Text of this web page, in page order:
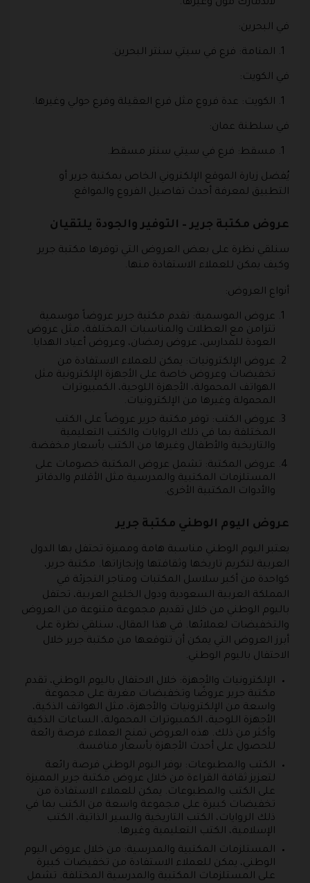
لاندمارك مول وغيرها.
في البحرين:
المنامة: فرع في سيتي سنتر البحرين.
في الكويت:
الكويت: عدة فروع مثل فرع العقيلة وفرع حولي وغيرها.
في سلطنة عمان:
مسقط: فرع في سيتي سنتر مسقط.
يُفضل زيارة الموقع الإلكتروني الخاص بمكتبة جرير أو
التطبيق لمعرفة أحدث تفاصيل الفروع والمواقع.
عروض مكتبة جرير – التوفير والجودة يلتقيان
سنلقي نظرة على بعض العروض التي توفرها مكتبة جرير
وكيف يمكن للعملاء الاستفادة منها.
أنواع العروض:
عروض الموسمية: تقدم مكتبة جرير عروضاً موسمية
تتزامن مع العطلات والمناسبات المختلفة، مثل عروض
العودة للمدارس، عروض رمضان، وعروض أعياد الهدايا.
عروض الإلكترونيات: يمكن للعملاء الاستفادة من
تخفيضات وعروض خاصة على الأجهزة الإلكترونية مثل
الهواتف المحمولة، الأجهزة اللوحية، الكمبيوترات
المحمولة وغيرها من الإلكترونيات.
عروض الكتب: توفر مكتبة جرير عروضاً على الكتب
المختلفة بما في ذلك الروايات والكتب التعليمية
والتاريخية والأطفال وغيرها من الكتب بأسعار مخفضة.
عروض المكتبة: تشمل عروض المكتبة خصومات على
المستلزمات المكتبية والمدرسية مثل الأقلام والدفاتر
والأدوات المكتبية الأخرى.
عروض اليوم الوطني مكتبة جرير
يعتبر اليوم الوطني مناسبة هامة ومميزة تحتفل بها الدول
العربية لتكريم تاريخها وثقافتها وإنجازاتها. مكتبة جرير،
كواحدة من أكبر سلاسل المكتبات ومتاجر التجزئة في
المملكة العربية السعودية ودول الخليج العربية، تحتفل
باليوم الوطني من خلال تقديم مجموعة متنوعة من العروض
والتخفيضات لعملائها. في هذا المقال، سنلقي نظرة على
أبرز العروض التي يمكن أن تتوقعها من مكتبة جرير خلال
الاحتفال باليوم الوطني.
الإلكترونيات والأجهزة: خلال الاحتفال باليوم الوطني، تقدم
مكتبة جرير عروضًا وتخفيضات مغرية على مجموعة
واسعة من الإلكترونيات والأجهزة، مثل الهواتف الذكية،
الأجهزة اللوحية، الكمبيوترات المحمولة، الساعات الذكية
وأكثر من ذلك. هذه العروض تمنح العملاء فرصة رائعة
للحصول على أحدث الأجهزة بأسعار منافسة.
الكتب والمطبوعات: يوفر اليوم الوطني فرصة رائعة
لتعزيز ثقافة القراءة من خلال عروض مكتبة جرير المميزة
على الكتب والمطبوعات. يمكن للعملاء الاستفادة من
تخفيضات كبيرة على مجموعة واسعة من الكتب بما في
ذلك الروايات، الكتب التاريخية والسير الذاتية، الكتب
الإسلامية، الكتب التعليمية وغيرها.
المستلزمات المكتبية والمدرسية: من خلال عروض اليوم
الوطني، يمكن للعملاء الاستفادة من تخفيضات كبيرة
على المستلزمات المكتبية والمدرسية المختلفة. تشمل